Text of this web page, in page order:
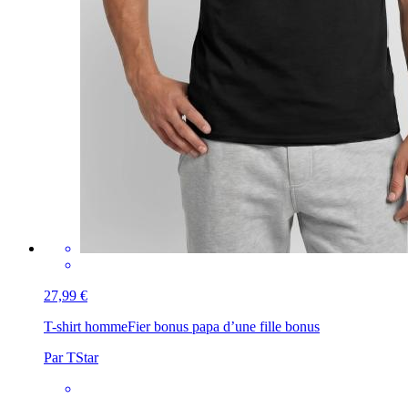
27,99 €
T-shirt hommeFier bonus papa d’une fille bonus
Par TStar